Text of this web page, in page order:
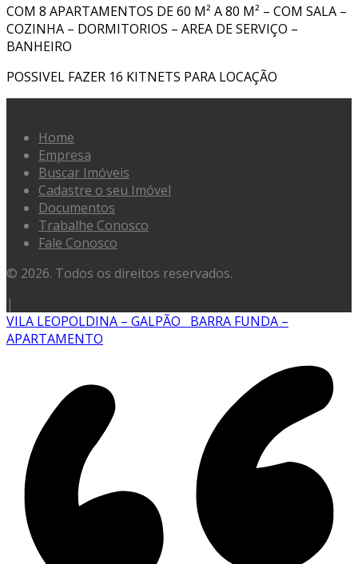
COM 8 APARTAMENTOS DE 60 M² A 80 M² – COM SALA –
COZINHA – DORMITORIOS – AREA DE SERVIÇO –
BANHEIRO
POSSIVEL FAZER 16 KITNETS PARA LOCAÇÃO
Home
Empresa
Buscar Imóveis
Cadastre o seu Imóvel
Documentos
Trabalhe Conosco
Fale Conosco
© 2026. Todos os direitos reservados.
|
VILA LEOPOLDINA – GALPÃO
BARRA FUNDA –
APARTAMENTO